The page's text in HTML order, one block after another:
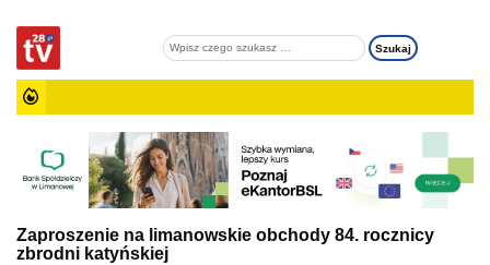
Zaproszenie na limanowskie obchody 84. rocznicy
zbrodni katyńskiej